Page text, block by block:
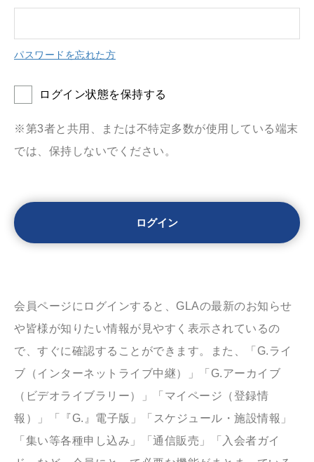
パスワードを忘れた方
ログイン状態を保持する
※第3者と共用、または不特定多数が使用している端末
では、保持しないでください。
会員ページにログインすると、GLAの最新のお知らせ
や皆様が知りたい情報が見やすく表示されているの
で、すぐに確認することができます。また、「G.ライ
ブ（インターネットライブ中継）」「G.アーカイブ
（ビデオライブラリー）」「マイページ（登録情
報）」「『G.』電子版」「スケジュール・施設情報」
「集い等各種申し込み」「通信販売」「入会者ガイ